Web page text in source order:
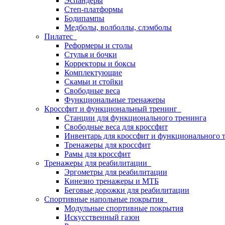
Степ-платформы
Бодипампы
Медболы, волболлы, слэмболы
Пилатес
Реформеры и столы
Стулья и бочки
Корректоры и боксы
Комплектующие
Скамьи и стойки
Свободные веса
Функциональные тренажеры
Кроссфит и функциональный тренинг
Станции для функционального тренинга
Свободные веса для кроссфит
Инвентарь для кроссфит и функционального
Тренажеры для кроссфит
Рамы для кроссфит
Тренажеры для реабилитации
Эргометры для реабилитации
Кинезио тренажеры и МТБ
Беговые дорожки для реабилитации
Спортивные напольные покрытия
Модульные спортивные покрытия
Искусственный газон